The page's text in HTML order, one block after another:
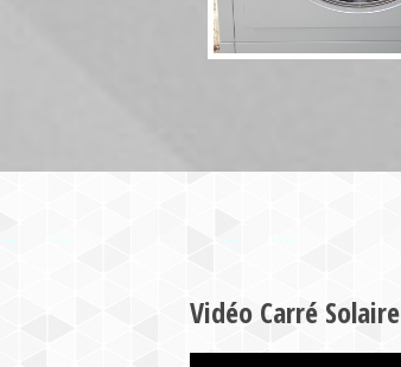
Vidéo Carré Solaire